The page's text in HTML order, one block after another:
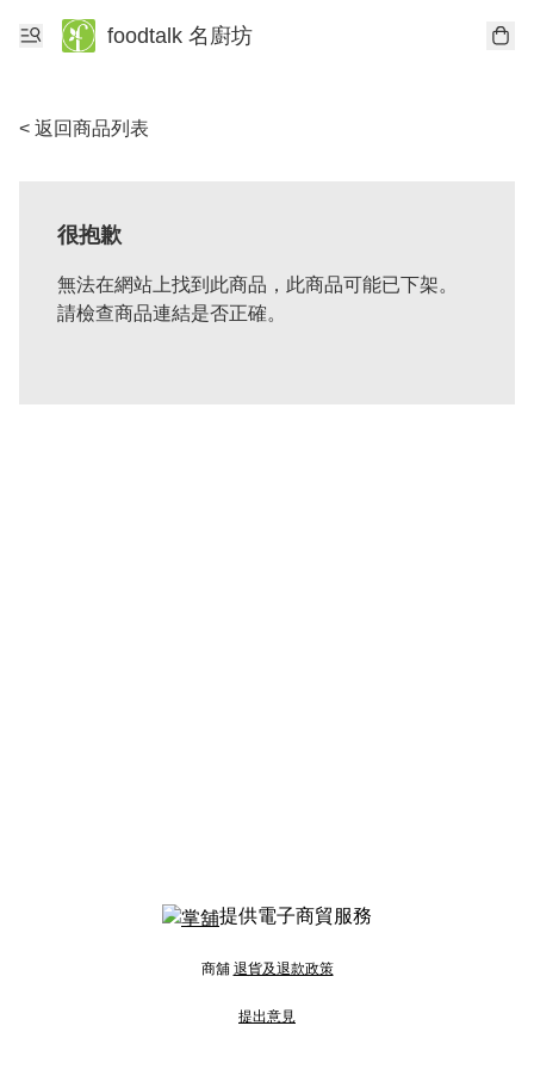
foodtalk 名廚坊
< 返回商品列表
很抱歉
無法在網站上找到此商品，此商品可能已下架。
請檢查商品連結是否正確。
提供電子商貿服務
商舖 退貨及退款政策
提出意見